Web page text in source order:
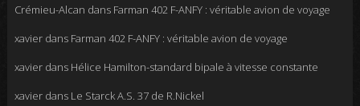
Crémieu-Alcan dans Farman 402 F-ANFY : véritable avion de voyage
xavierdans Farman 402 F-ANFY : véritable avion de voyage
xavierdans Hélice Hamilton-standard bipale à vitesse constante
xavierdans Le Starck A.S. 37 de R.Nickel